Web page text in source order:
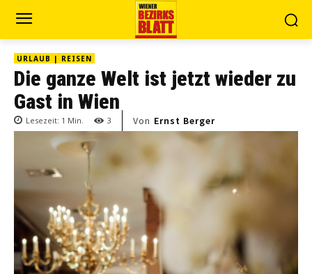
URLAUB | REISEN
Die ganze Welt ist jetzt wieder zu
Gast in Wien
Lesezeit: 1 Min. 3 Von Ernst Berger